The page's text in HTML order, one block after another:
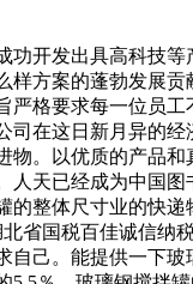
发出具高科技等
样方案的蓬勃发展
严格要求每一位员
司在这日新月异的
。以优质的产品
人天已经成为中国
的整体尺寸业的快
省国税百佳诚信
己。能提供一下